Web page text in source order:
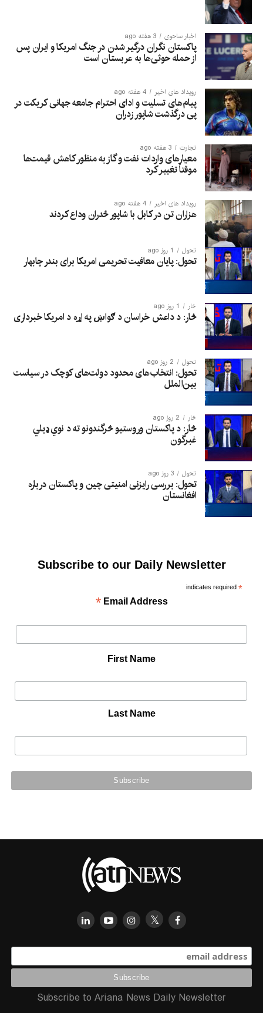
اخبار ساحوی 3 هفته ago
پاکستان نگران درگیر شدن در جنگ امریکا و ایران پس
از حمله حوثی‌ها به عربستان است
رویداد های اخیر 4 هفته ago
پیام‌های تسلیت و ادای احترام جامعه جهانی کریکت در
پی درگذشت شاپور زدران
تجارت 3 هفته ago
معیارهای واردات نفت و گاز به منظور کاهش قیمت‌ها
موقتاً تغییر کرد
رویداد های اخیر 4 هفته ago
هزاران تن در کابل با شاپور ځدران وداع کردند
تحول 1 روز ago
تحول: پایان معافیت تحریمی امریکا برای بندر چابهار
څار 1 روز ago
څار: د داعش خراسان د ګواښ په اړه د امریکا خبرداری
تحول 2 روز ago
تحول: انتخاب‌های محدود دولت‌های کوچک در سیاست
بین‌الملل
څار 2 روز ago
څار: د پاکستان وروستیو څرگندونو ته د نوي ډیلي
غبرگون
تحول 3 روز ago
تحول: بررسی رایزنی امنیتی چین و پاکستان درباره
افغانستان
Subscribe to our Daily Newsletter
*
indicates required
Email Address
*
First Name
Last Name
Subscribe to Ariana News Daily Newsletter